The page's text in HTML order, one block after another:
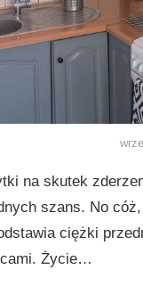
na skutek
szans. No
ciężki
Życie…